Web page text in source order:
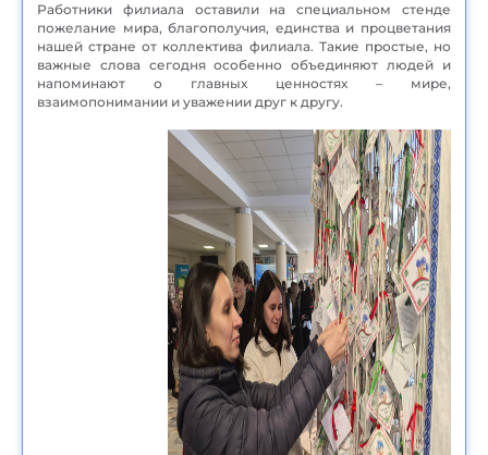
Работники филиала оставили на специальном стенде
пожелание мира, благополучия, единства и процветания
нашей стране от коллектива филиала. Такие простые, но
важные слова сегодня особенно объединяют людей и
напоминают о главных ценностях – мире,
взаимопонимании и уважении друг к другу.